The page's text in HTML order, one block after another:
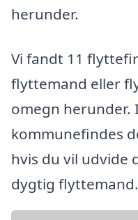
herunder.
Vi fandt 11
flyttemand eller
omegn herunder.
kommunefindes
hvis du vil udvide
dygtig flyttemand.